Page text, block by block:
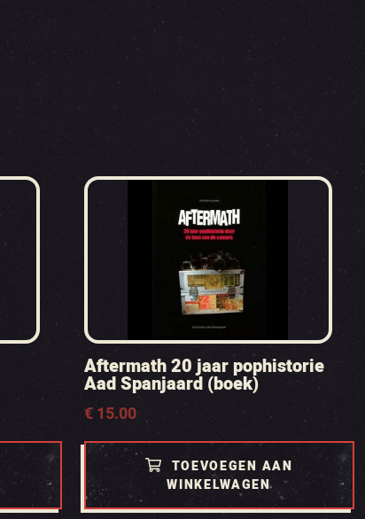
Aftermath 20 jaar pophistorie
Aad Spanjaard (boek)
€15.00
TOEVOEGEN AAN
WINKELWAGEN